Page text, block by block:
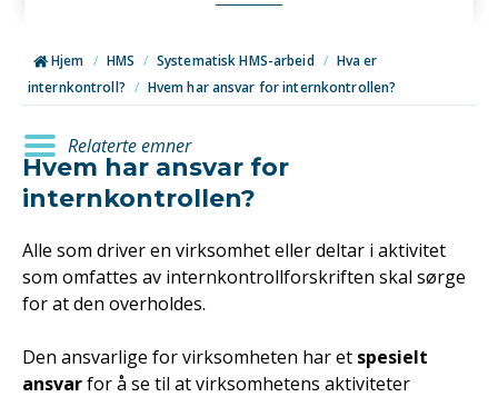
Hjem / HMS / Systematisk HMS-arbeid / Hva er
internkontroll? / Hvem har ansvar for internkontrollen?
Relaterte emner
Hvem har ansvar for
internkontrollen?
Alle som driver en virksomhet eller deltar i aktivitet
som omfattes av internkontrollforskriften skal sørge
for at den overholdes.
Den ansvarlige for virksomheten har et spesielt
ansvarfor å se til at virksomhetens aktiviteter